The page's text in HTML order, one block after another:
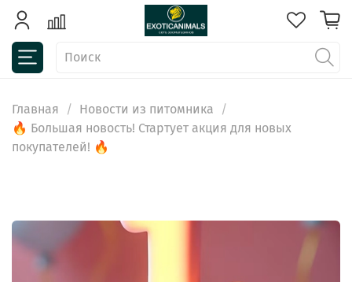
Главная
Новости из питомника
🔥 Большая новость! Стартует акция для новых
покупателей! 🔥